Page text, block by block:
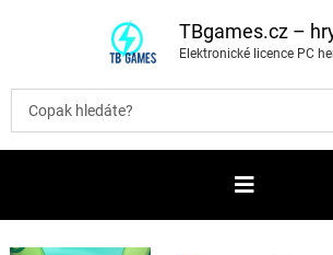
t
b
TBgames.cz –
Elektronické licence PC